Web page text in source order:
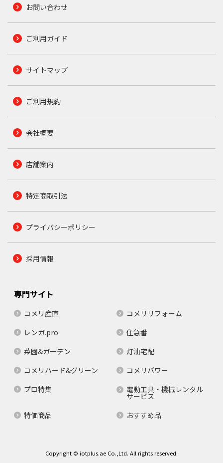
お問い合わせ
ご利用ガイド
サイトマップ
ご利用規約
会社概要
店舗案内
特定商取引法
プライバシーポリシー
採用情報
専門サイト
コメリ産直
コメリリフォーム
レンガ.pro
住急番
菜園&ガーデン
灯油宅配
コメリハード&グリーン
コメリパワー
プロ特集
電動工具・機械レンタル
サービス
特価商品
おすすめ品
Copyright © iotplus.ae Co.,Ltd. All rights reserved.